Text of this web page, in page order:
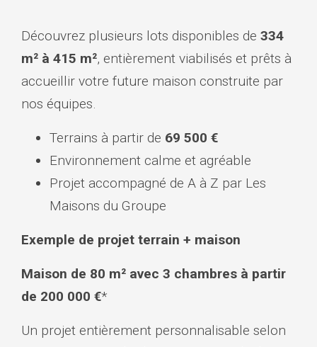
Découvrez plusieurs lots disponibles de 334
m² à 415 m², entièrement viabilisés et prêts à
accueillir votre future maison construite par
nos équipes.
Terrains à partir de 69 500 €
Environnement calme et agréable
Projet accompagné de A à Z par Les
Maisons du Groupe
Exemple de projet terrain + maison
Maison de 80 m² avec 3 chambres à partir
de 200 000 €*
Un projet entièrement personnalisable selon